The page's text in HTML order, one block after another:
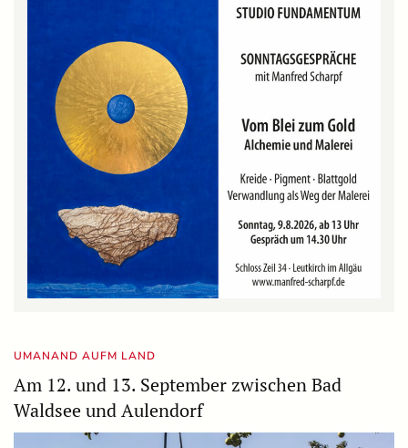
UMANAND AUFM LAND
Am 12. und 13. September zwischen Bad
Waldsee und Aulendorf